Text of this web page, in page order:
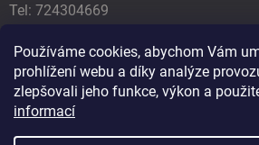
Používáme cookies, abychom Vám
prohlížení webu a díky analýze
zlepšovali jeho funkce, výkon a
informací
Tel: 724304669